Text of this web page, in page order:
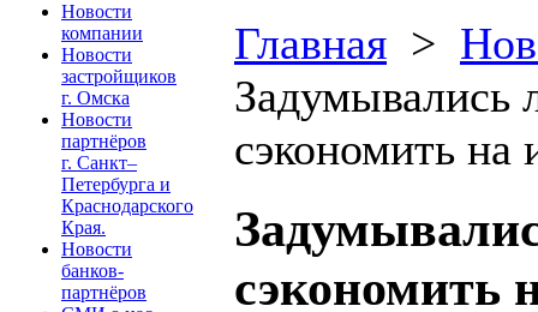
Новости
компании
Новости
застройщиков
г. Омска
Новости
партнёров
г. Санкт–
Петербурга и
Краснодарского
Края.
Новости
банков-
партнёров
Главная >
Задумывались
сэкономить на
сэкономить